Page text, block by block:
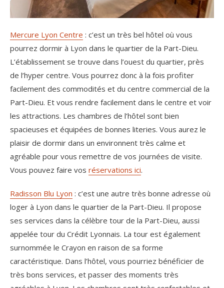
Mercure Lyon Centre : c’est un très bel hôtel où vous
pourrez dormir à Lyon dans le quartier de la Part-Dieu.
L’établissement se trouve dans l’ouest du quartier, près
de l’hyper centre. Vous pourrez donc à la fois profiter
facilement des commodités et du centre commercial de la
Part-Dieu. Et vous rendre facilement dans le centre et voir
les attractions. Les chambres de l’hôtel sont bien
spacieuses et équipées de bonnes literies. Vous aurez le
plaisir de dormir dans un environnent très calme et
agréable pour vous remettre de vos journées de visite.
Vous pouvez faire vos réservations ici.
Radisson Blu Lyon : c’est une autre très bonne adresse où
loger à Lyon dans le quartier de la Part-Dieu. Il propose
ses services dans la célèbre tour de la Part-Dieu, aussi
appelée tour du Crédit Lyonnais. La tour est également
surnommée le Crayon en raison de sa forme
caractéristique. Dans l’hôtel, vous pourriez bénéficier de
très bons services, et passer des moments très